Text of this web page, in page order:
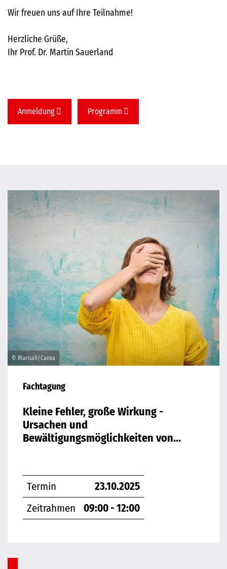
Wir freuen uns auf Ihre Teilnahme!
Herzliche Grüße,
Ihr Prof. Dr. Martin Sauerland
Anmeldung Programm
© Marisa9/Canva
Fachtagung
Kleine Fehler, große Wirkung -
Ursachen und
Bewältigungsmöglichkeiten von
Termin
23.10.2025
Zeitrahmen
09:00 - 12:00